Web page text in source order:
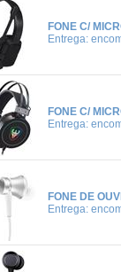
FONE C/
Entrega:
FONE C/
Entrega:
FONE DE
Entrega: